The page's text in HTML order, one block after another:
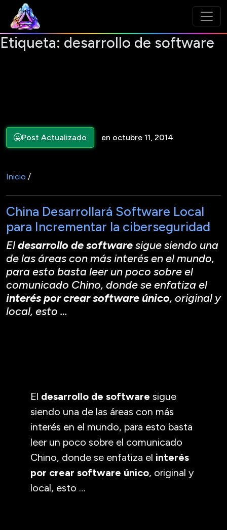
Etiqueta: desarrollo de software
Post Actualizado en octubre 11, 2014
Inicio /
China Desarrollará Software Local
para Incrementar la ciberseguridad
Eldesarrollo de softwaresigue siendo una
de las áreas con más interés en el mundo,
para esto basta leer un poco sobre el
comunicado Chino, donde se enfatiza el
interés por crear software único, original y
local, esto …
El desarrollo de software sigue
siendo una de las áreas con más
interés en el mundo, para esto basta
leer un poco sobre el comunicado
Chino, donde se enfatiza el interés
por crear software único, original y
local, esto …